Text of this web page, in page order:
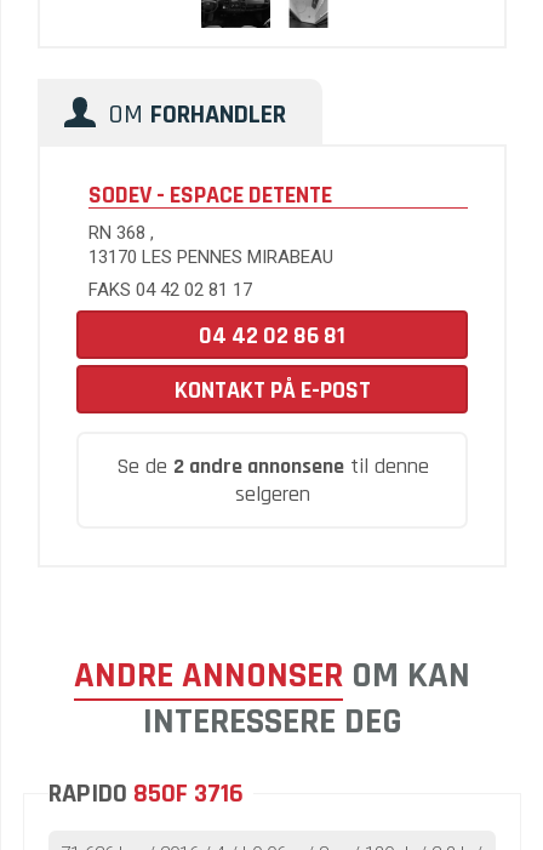
OM FORHANDLER
SODEV - ESPACE DETENTE
RN 368 ,
13170 LES PENNES MIRABEAU
FAKS 04 42 02 81 17
04 42 02 86 81
KONTAKT PÅ E-POST
Se de 2 andre annonsenetil denne
selgeren
ANDRE ANNONSER OM KAN
INTERESSERE DEG
RAPIDO 850F 3716